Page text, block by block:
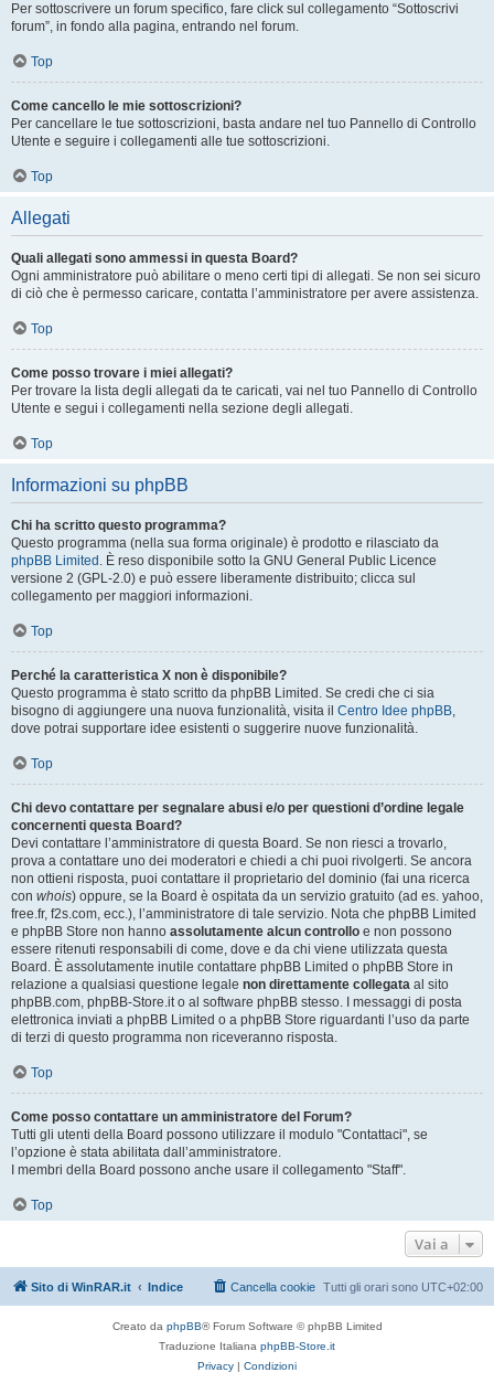
Per sottoscrivere un forum specifico, fare click sul collegamento “Sottoscrivi
forum”, in fondo alla pagina, entrando nel forum.
Top
Come cancello le mie sottoscrizioni?
Per cancellare le tue sottoscrizioni, basta andare nel tuo Pannello di Controllo
Utente e seguire i collegamenti alle tue sottoscrizioni.
Top
Allegati
Quali allegati sono ammessi in questa Board?
Ogni amministratore può abilitare o meno certi tipi di allegati. Se non sei sicuro
di ciò che è permesso caricare, contatta l’amministratore per avere assistenza.
Top
Come posso trovare i miei allegati?
Per trovare la lista degli allegati da te caricati, vai nel tuo Pannello di Controllo
Utente e segui i collegamenti nella sezione degli allegati.
Top
Informazioni su phpBB
Chi ha scritto questo programma?
Questo programma (nella sua forma originale) è prodotto e rilasciato da
phpBB Limited . È reso disponibile sotto la GNU General Public Licence
versione 2 (GPL-2.0) e può essere liberamente distribuito; clicca sul
collegamento per maggiori informazioni.
Top
Perché la caratteristica X non è disponibile?
Questo programma è stato scritto da phpBB Limited. Se credi che ci sia
bisogno di aggiungere una nuova funzionalità, visita il Centro Idee phpBB,
dove potrai supportare idee esistenti o suggerire nuove funzionalità.
Top
Chi devo contattare per segnalare abusi e/o per questioni d’ordine legale
concernenti questa Board?
Devi contattare l’amministratore di questa Board. Se non riesci a trovarlo,
prova a contattare uno dei moderatori e chiedi a chi puoi rivolgerti. Se ancora
non ottieni risposta, puoi contattare il proprietario del dominio (fai una ricerca
con whois) oppure, se la Board è ospitata da un servizio gratuito (ad es. yahoo,
free.fr, f2s.com, ecc.), l’amministratore di tale servizio. Nota che phpBB Limited
e phpBB Store non hanno assolutamente alcun controllo e non possono
essere ritenuti responsabili di come, dove e da chi viene utilizzata questa
Board. È assolutamente inutile contattare phpBB Limited o phpBB Store in
relazione a qualsiasi questione legale non direttamente collegata al sito
phpBB.com, phpBB-Store.it o al software phpBB stesso. I messaggi di posta
elettronica inviati a phpBB Limited o a phpBB Store riguardanti l’uso da parte
di terzi di questo programma non riceveranno risposta.
Top
Come posso contattare un amministratore del Forum?
Tutti gli utenti della Board possono utilizzare il modulo "Contattaci", se
l’opzione è stata abilitata dall’amministratore.
I membri della Board possono anche usare il collegamento "Staff".
Top
Vai a
Sito di WinRAR.it Indice Tutti gli orari sono UTC+02:00
Cancella cookie
Creato da phpBB® Forum Software © phpBB Limited
Traduzione Italiana phpBB-Store.it
Privacy | Condizioni